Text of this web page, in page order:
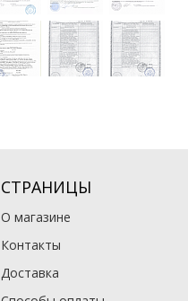
СТРАНИЦЫ
О магазине
Контакты
Доставка